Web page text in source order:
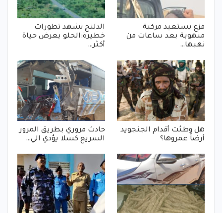
فزع يستعيد مركبة
منهوبة بعد ساعات من
نهبها…
الدلنج تشهد تطورات
خطيرة:الحلو يعرض حياة
أكثر…
هل وطئت أقدام الجنجويد
أرضاً عمروها؟
حادث مروري بطريق المرور
السريع كسلا يؤدي الي…